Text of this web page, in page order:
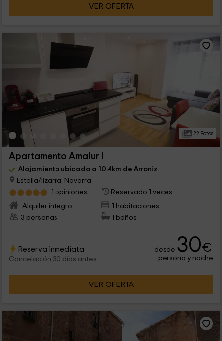
VER OFERTA
22 Fotos
Apartamento Amaiur I
Alojamiento ubicado a 10.4km de Arroniz
Estella/lizarra, Navarra
1 opiniones
Reservado 1 veces
Alquiler íntegro
1 habitaciones
3 personas
1 baños
Reserva inmediata
Cancelación 30 días antes
desde 30€
persona y noche
VER OFERTA